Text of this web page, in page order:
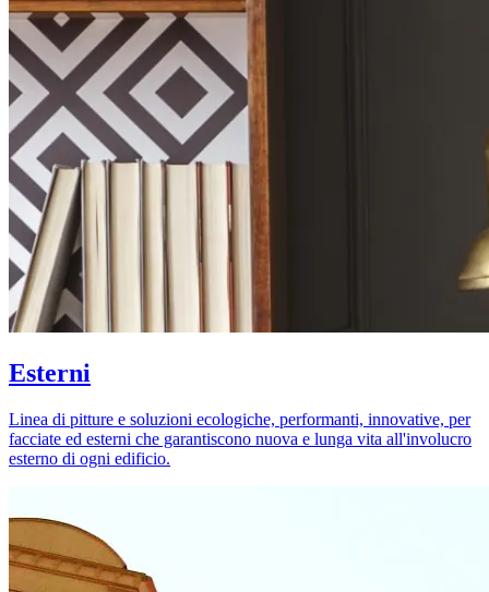
Esterni
Linea di pitture e soluzioni ecologiche, performanti, innovative, per
facciate ed esterni che garantiscono nuova e lunga vita all'involucro
esterno di ogni edificio.